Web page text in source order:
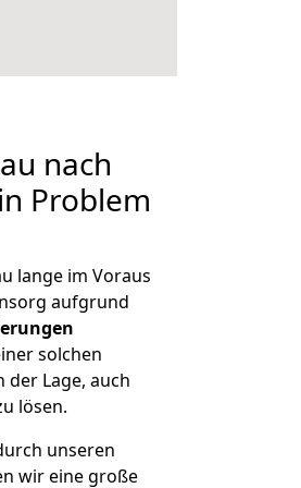
nach
Problem
lange im Voraus
aufgrund
solchen
der Lage, auch
lösen.
unseren
wir eine große